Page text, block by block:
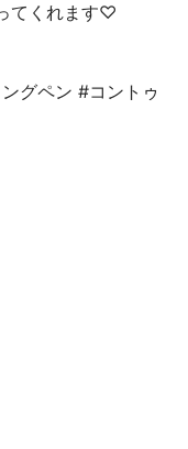
てくれます♡
グペン #コントゥ